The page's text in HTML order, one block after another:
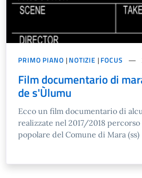
PRIMO PIANO |NOTIZIE |FOCUS
Film documentario di
de s'Ùlumu
Ecco un film documentario di
realizzate nel 2017/2018
popolare del Comune di Mara